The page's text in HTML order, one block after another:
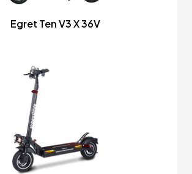
Egret Ten V3 X 36V